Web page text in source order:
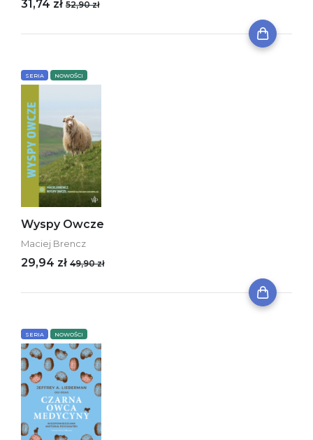
31,74 zł 52,90 zł
SERIA NOWOŚCI
Wyspy Owcze
Maciej Brencz
29,94 zł 49,90 zł
SERIA NOWOŚCI